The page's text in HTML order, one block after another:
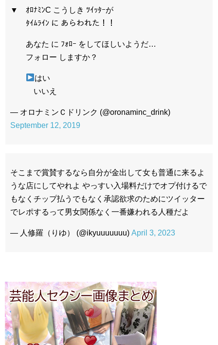
▼ ｵﾛﾅﾐﾝC こうしき ﾂｲｯﾀｰが
ﾀｲﾑﾗｲﾝ に あらわれた！！
あなた に ﾌｫﾛｰ をしてほしいようだ…
フォロー しますか？
はい
いいえ
— オロナミンＣドリンク (@oronaminc_drink)
September 12, 2019
そこまで賞賛するなら自分が金出して女も普通に来るよ
うな店にしてやれよ やっすい入場料だけでオプ付けるで
もなくチップ払うでもなく承認欲求のためにツイッター
でレポするって男女関係なく一番嫌われる人種だよ
— 人修羅（りゆ） (@ikyuuuuuuu) April 3, 2023